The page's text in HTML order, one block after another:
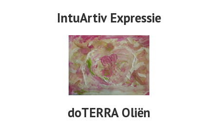
IntuArtiv Expressie
doTERRA Oliën